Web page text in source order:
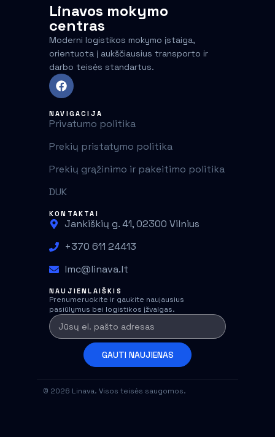
Linavos mokymo
centras
Moderni logistikos mokymo įstaiga,
orientuota į aukščiausius transporto ir
darbo teisės standartus.
NAVIGACIJA
Privatumo politika
Prekių pristatymo politika
Prekių grąžinimo ir pakeitimo politika
DUK
KONTAKTAI
Jankiškių g. 41, 02300 Vilnius
+370 611 24413
lmc@linava.lt
NAUJIENLAIŠKIS
Prenumeruokite ir gaukite naujausius
pasiūlymus bei logistikos įžvalgas.
GAUTI NAUJIENAS
© 2026 Linava. Visos teisės saugomos.